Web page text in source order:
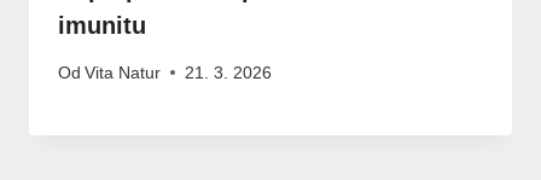
imunitu
Od Vita Natur 21. 3. 2026